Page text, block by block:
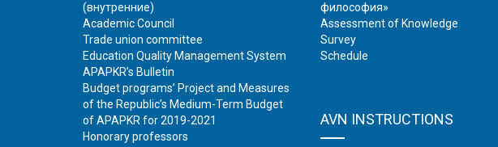
(внутренние)
Academic Council
Trade union committee
Education Quality Management System
APAPKR’s Bulletin
Budget programs’ Project and Measures
of the Republic’s Medium-Term Budget
of APAPKR for 2019-2021
Honorary professors
философия»
Assessment of Knowledge
Survey
Schedule
AVN INSTRUCTIONS